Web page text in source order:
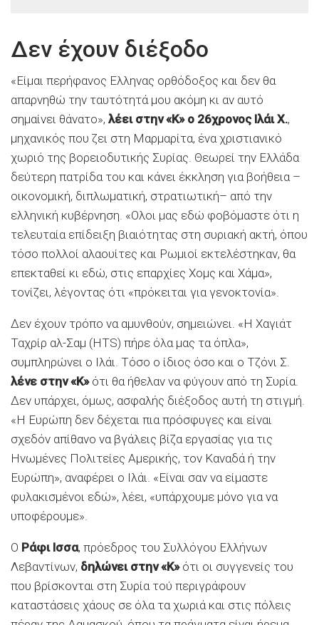
Δεν έχουν διέξοδο
«Είμαι περήφανος Ελληνας ορθόδοξος και δεν θα
απαρνηθώ την ταυτότητά μου ακόμη κι αν αυτό
σημαίνει θάνατο», λέει στην «Κ» ο 26χρονος Ιλάι Χ.,
μηχανικός που ζει στη Μαρμαρίτα, ένα χριστιανικό
χωριό της βορειοδυτικής Συρίας. Θεωρεί την Ελλάδα
δεύτερη πατρίδα του και κάνει έκκληση για βοήθεια –
οικονομική, διπλωματική, στρατιωτική– από την
ελληνική κυβέρνηση. «Ολοι μας εδώ φοβόμαστε ότι η
τελευταία επίδειξη βιαιότητας στη συριακή ακτή, όπου
τόσο πολλοί αλαουίτες και Ρωμιοί εκτελέστηκαν, θα
επεκταθεί κι εδώ, στις επαρχίες Χομς και Χάμα»,
τονίζει, λέγοντας ότι «πρόκειται για γενοκτονία».
Δεν έχουν τρόπο να αμυνθούν, σημειώνει. «Η Χαγιάτ
Ταχρίρ αλ-Σαμ (HTS) πήρε όλα μας τα όπλα»,
συμπληρώνει ο Ιλάι. Τόσο ο ίδιος όσο και ο Τζόνι Σ.
λένε στην «Κ» ότι θα ήθελαν να φύγουν από τη Συρία.
Δεν υπάρχει, όμως, ασφαλής διέξοδος αυτή τη στιγμή.
«Η Ευρώπη δεν δέχεται πια πρόσφυγες και είναι
σχεδόν απίθανο να βγάλεις βίζα εργασίας για τις
Ηνωμένες Πολιτείες Αμερικής, τον Καναδά ή την
Ευρώπη», αναφέρει ο Ιλάι. «Είναι σαν να είμαστε
φυλακισμένοι εδώ», λέει, «υπάρχουμε μόνο για να
υποφέρουμε».
Ο Ράφι Ισσα, πρόεδρος του Συλλόγου Ελλήνων
Λεβαντίνων, δηλώνει στην «Κ» ότι οι συγγενείς του
που βρίσκονται στη Συρία τού περιγράφουν
καταστάσεις χάους σε όλα τα χωριά και στις πόλεις